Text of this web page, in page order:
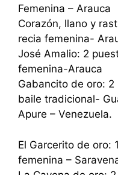
Femenina – Arauca
Corazón, llano y
recia femenina-
José Amalio: 2
femenina-Arauca
Gabancito de oro:
baile tradicional-
Apure – Venezuela.
El Garcerito de oro:
femenina –